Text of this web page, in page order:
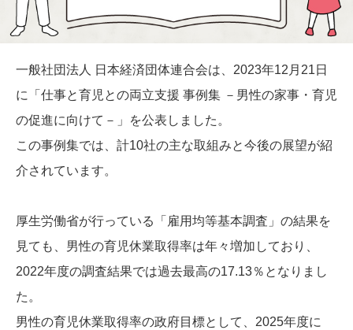
一般社団法人 日本経済団体連合会は、2023年12月21日
に「仕事と育児との両立支援 事例集 －男性の家事・育児
の促進に向けて－」を公表しました。
この事例集では、計10社の主な取組みと今後の展望が紹
介されています。
厚生労働省が行っている「雇用均等基本調査」の結果を
見ても、男性の育児休業取得率は年々増加しており、
2022年度の調査結果では過去最高の17.13％となりまし
た。
男性の育児休業取得率の政府目標として、2025年度に